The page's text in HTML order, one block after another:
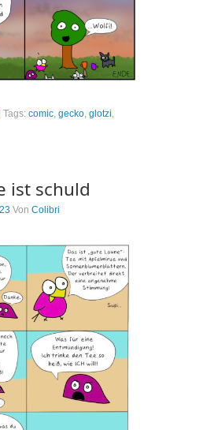
Tags: comic, gecko, glotzi,
ist schuld
Von Colibri